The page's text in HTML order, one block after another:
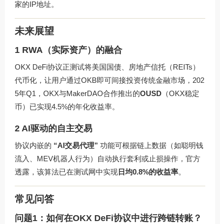
家的IP地址。
未来展望
1 RWA（实际资产）的融合
OKX DeFi协议正测试将美国国债、房地产信托（REITs）
代币化，让用户通过OKB即可间接投资传统金融市场，202
5年Q1，OKX与MakerDAO合作推出的OUSD （OKX稳定
币）已实现4.5%的年化收益率。
2 AI驱动的自主交易
协议内嵌的 “AI交易代理” 功能可根据链上数据（如聪明钱
流入、MEV机器人行为）自动执行套利或止损操作，官方
透露，该算法已在测试网中实现 日均0.8%的收益率。
常见问答
问题1：如何在OKX DeFi协议中进行跨链转账？